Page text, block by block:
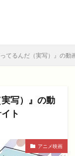
てるんだ（実写）』の
写）』の動
ト
アニメ映画
ン
ホラー